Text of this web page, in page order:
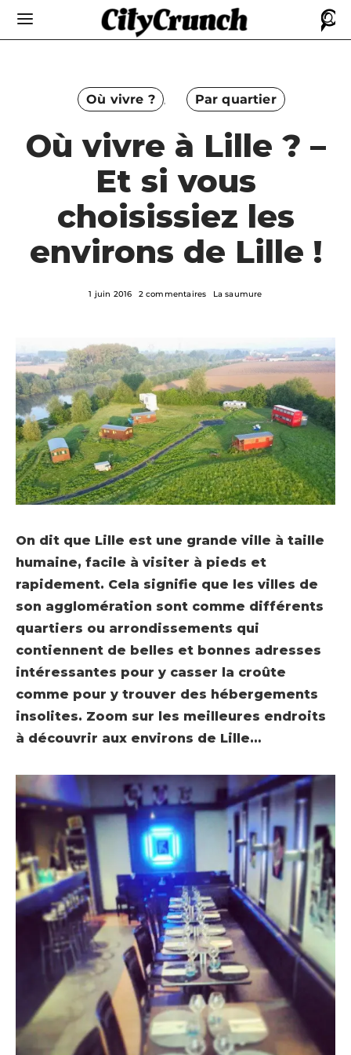
Où vivre ? Par quartier
Où vivre à Lille ? –
Et si vous
choisissiez les
environs de Lille !
1 juin 2016 2 commentaires La saumure
On dit que Lille est une grande ville à taille
humaine, facile à visiter à pieds et
rapidement. Cela signifie que les villes de
son agglomération sont comme différents
quartiers ou arrondissements qui
contiennent de belles et bonnes adresses
intéressantes pour y casser la croûte
comme pour y trouver des hébergements
insolites. Zoom sur les meilleures endroits
à découvrir aux environs de Lille…